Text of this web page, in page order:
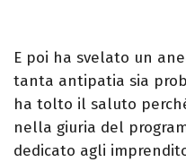
E poi ha svelato un
tanta antipatia sia
ha tolto il saluto
nella giuria del
dedicato agli